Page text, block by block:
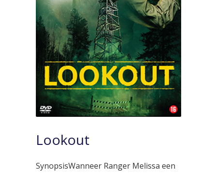
Lookout
SynopsisWanneer Ranger Melissa een